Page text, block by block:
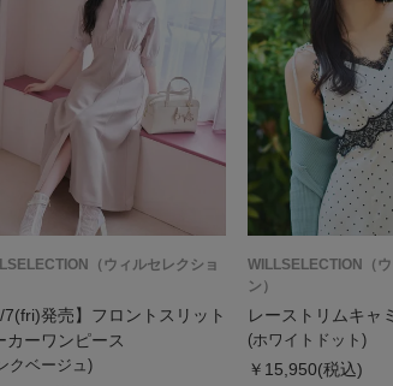
（ウィルセレクショ
7(fri)発売】フロントスリット
カーワンピース
クベージュ)
WILLSELECTION（
ン）
レーストリムキャ
(ホワイトドット)
￥15,950(税込)